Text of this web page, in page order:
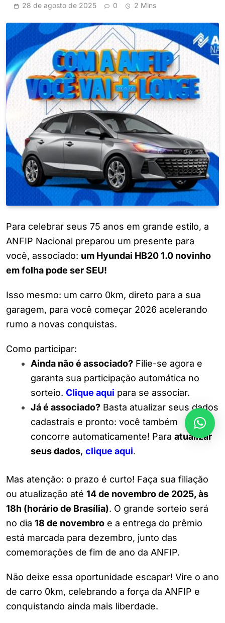
28 de agosto de 2025 0 2 Mins
Para celebrar seus 75 anos em grande estilo, a
ANFIP Nacional preparou um presente para
você, associado: um Hyundai HB20 1.0 novinho
em folha pode ser SEU!
Isso mesmo: um carro 0km, direto para a sua
garagem, para você começar 2026 acelerando
rumo a novas conquistas.
Como participar:
Ainda não é associado? Filie-se agora e
garanta sua participação automática no
sorteio. Clique aqui para se associar.
Já é associado? Basta atualizar seus dados
cadastrais e pronto: você também
concorre automaticamente! Para atualizar
seus dados, clique aqui.
Mas atenção: o prazo é curto! Faça sua filiação
ou atualização até 14 de novembro de 2025, às
18h (horário de Brasília). O grande sorteio será
no dia 18 de novembro e a entrega do prêmio
está marcada para dezembro, junto das
comemorações de fim de ano da ANFIP.
Não deixe essa oportunidade escapar! Vire o ano
de carro 0km, celebrando a força da ANFIP e
conquistando ainda mais liberdade.